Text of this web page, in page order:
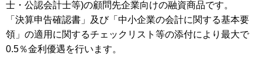
士・公認会計士等)の顧問先企業向けの融資商品です。
「決算申告確認書」及び「中小企業の会計に関する基本要
領」の適用に関するチェックリスト等の添付により最大で
0.5％金利優遇を行います。